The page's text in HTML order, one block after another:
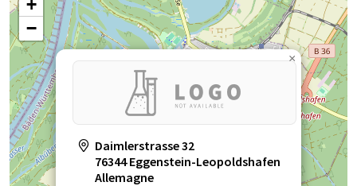
Daimlerstrasse 32
76344 Eggenstein-Leopoldshafen
Allemagne
×
+
−